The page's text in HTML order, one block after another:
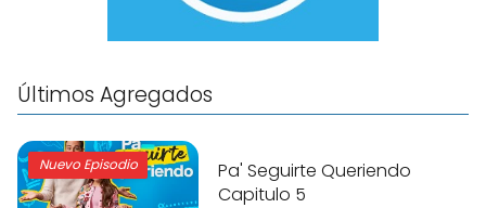
Últimos Agregados
Nuevo Episodio
Pa' Seguirte Queriendo
Capitulo 5